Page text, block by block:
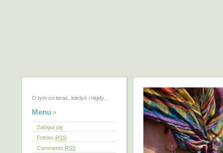
O tym co teraz, kiedyś i nigdy…
Menu
Zaloguj się
Entries RSS
Comments RSS